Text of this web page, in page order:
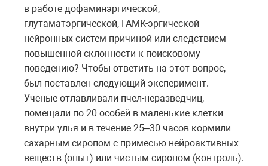
в работе дофаминэргической,
глутаматэргической, ГАМК-эргической
нейронных систем причиной или следствием
повышенной склонности к поисковому
поведению? Чтобы ответить на этот вопрос,
был поставлен следующий эксперимент.
Ученые отлавливали пчел-неразведчиц,
помещали по 20 особей в маленькие клетки
внутри улья и в течение 25–30 часов кормили
сахарным сиропом с примесью нейроактивных
веществ (опыт) или чистым сиропом (контроль).